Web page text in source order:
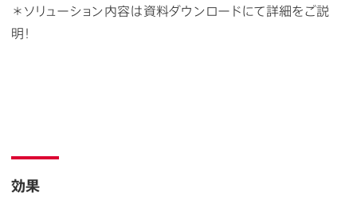
＊ソリューション内容は資料ダウンロードにて詳細をご説
明！
効果